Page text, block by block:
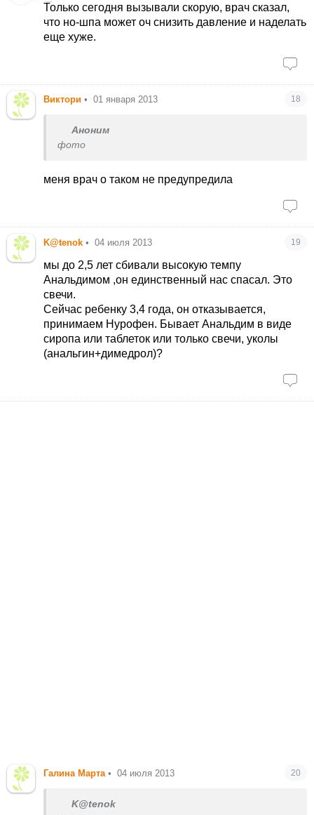
Только сегодня вызывали скорую, врач сказал,
что но-шпа может оч снизить давление и наделать
еще хуже.
Виктори • 01 января 2013 18
Аноним
фото
меня врач о таком не предупредила
K@tenok • 04 июля 2013 19
мы до 2,5 лет сбивали высокую темпу
Анальдимом ,он единственный нас спасал. Это
свечи.
Сейчас ребенку 3,4 года, он отказывается,
принимаем Нурофен. Бывает Анальдим в виде
сиропа или таблеток или только свечи, уколы
(анальгин+димедрол)?
Галина Марта • 04 июля 2013 20
K@tenok